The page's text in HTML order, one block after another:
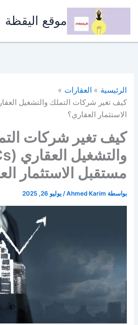
تخطي
موقع اليقظة
الرئيسية
العقارات
الاستثمار العقاري؟
كيف تغير شركات
مستقبل الاستثمار
بواسطة Ahmed Karim
/يوليو 26, 2025